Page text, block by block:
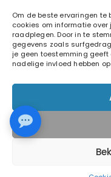
Om de beste ervaringen te
cookies om informatie
raadplegen. Door in te
gegevens zoals surfgedrag
je geen toestemming geeft
nadelige invloed hebben
© 2026 Light and
Volg ons op